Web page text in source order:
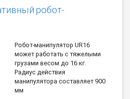
робот-
Робот-манипулятор UR16
может работать с тяжелыми
грузами весом до 16 кг.
Радиус действия
манипулятора составляет 900
мм